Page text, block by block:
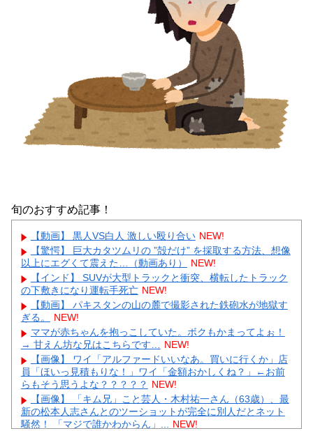
旬のおすすめ記事！
【動画】 黒人VS白人 激しい殴り合い NEW!
【驚愕】 巨大カタツムリの ”殻だけ” を採取する方法、想像
以上にエグくて震えた…（動画あり）
NEW!
【インド】 SUVが大型トラックと衝突、横転したトラック
の下敷きになり運転手死亡 NEW!
【動画】 パキスタンの山の麓で撮影された鉄砲水が地獄す
ぎる。
NEW!
ママが赤ちゃんを抱っこしていた。ボクもかまってよぉ！
→ 甘えん坊な兄はこちらです… NEW!
【画像】 ワイ「アルファードいいなあ。買いに行くか」店
員「ほいっ見積もりな！」ワイ「金額おかしくね？」←お前
らもそう思うよな？？？？？ NEW!
【画像】 「キム兄」こと芸人・木村祐一さん（63歳）、最
新の松本人志さんとのツーショットが完全に別人だとネット
騒然！ 「マジで誰かわからん」... NEW!